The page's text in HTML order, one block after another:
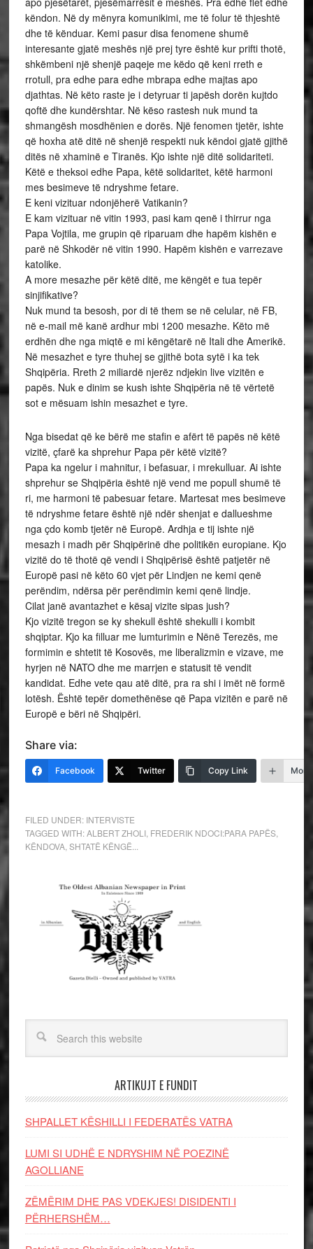
këndon. Në dy mënyra komunikimi, me të folur të thjeshtë
dhe të kënduar. Kemi pasur disa fenomene shumë
interesante gjatë meshës një prej tyre është kur prifti thotë,
shkëmbeni një shenjë paqeje me këdo që keni rreth e
rrotull, pra edhe para edhe mbrapa edhe majtas apo
djathtas. Në këto raste je i detyruar ti japësh dorën kujtdo
qoftë dhe kundërshtar. Në këso rastesh nuk mund ta
shmangësh mosdhënien e dorës. Një fenomen tjetër, ishte
që hoxha atë ditë në shenjë respekti nuk këndoi gjatë gjithë
ditës në xhaminë e Tiranës. Kjo ishte një ditë solidariteti.
Këtë e theksoi edhe Papa, këtë solidaritet, këtë harmoni
mes besimeve të ndryshme fetare.
E keni vizituar ndonjëherë Vatikanin?
E kam vizituar në vitin 1993, pasi kam qenë i thirrur nga
Papa Vojtila, me grupin që riparuam dhe hapëm kishën e
parë në Shkodër në vitin 1990. Hapëm kishën e varrezave
katolike.
A more mesazhe për këtë ditë, me këngët e tua tepër
sinjifikative?
Nuk mund ta besosh, por di të them se në celular, në FB,
në e-mail më kanë ardhur mbi 1200 mesazhe. Këto më
erdhën dhe nga miqtë e mi këngëtarë në Itali dhe Amerikë.
Në mesazhet e tyre thuhej se gjithë bota sytë i ka tek
Shqipëria. Rreth 2 miliardë njerëz ndjekin live vizitën e
papës. Nuk e dinim se kush ishte Shqipëria në të vërtetë
sot e mësuam ishin mesazhet e tyre.
Nga bisedat që ke bërë me stafin e afërt të papës në këtë
vizitë, çfarë ka shprehur Papa për këtë vizitë?
Papa ka ngelur i mahnitur, i befasuar, i mrekulluar. Ai ishte
shprehur se Shqipëria është një vend me popull shumë të
ri, me harmoni të pabesuar fetare. Martesat mes besimeve
të ndryshme fetare është një ndër shenjat e dallueshme
nga çdo komb tjetër në Europë. Ardhja e tij ishte një
mesazh i madh për Shqipërinë dhe politikën europiane. Kjo
vizitë do të thotë që vendi i Shqipërisë është patjetër në
Europë pasi në këto 60 vjet për Lindjen ne kemi qenë
perëndim, ndërsa për perëndimin kemi qenë lindje.
Cilat janë avantazhet e kësaj vizite sipas jush?
Kjo vizitë tregon se ky shekull është shekulli i kombit
shqiptar. Kjo ka filluar me lumturimin e Nënë Terezës, me
formimin e shtetit të Kosovës, me liberalizmin e vizave, me
hyrjen në NATO dhe me marrjen e statusit të vendit
kandidat. Edhe vete qau atë ditë, pra ra shi i imët në formë
lotësh. Është tepër domethënëse që Papa vizitën e parë në
Europë e bëri në Shqipëri.
Share via:
Facebook Twitter Copy Link More
FILED UNDER: INTERVISTE
TAGGED WITH:ALBERT ZHOLI, FREDERIK NDOCI:PARA PAPËS,
KËNDOVA, SHTATË KËNGË...
ARTIKUJT E FUNDIT
SHPALLET KËSHILLI I FEDERATËS VATRA
LUMI SI UDHË E NDRYSHIM NË POEZINË
AGOLLIANE
ZËMËRIM DHE PAS VDEKJES! DISIDENTI I
PËRHERSHËM…